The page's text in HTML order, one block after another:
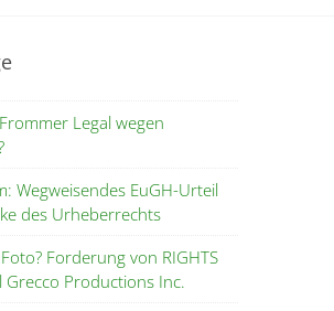
Legal wegen
Wegweisendes EuGH-Urteil
des Urheberrechts
Forderung von RIGHTS
Grecco Productions Inc.